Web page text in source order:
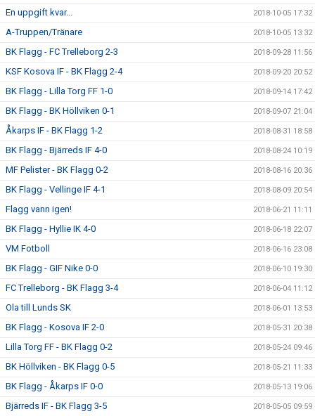
En uppgift kvar... 2018-10-05 17:32
A-Truppen/Tränare 2018-10-05 13:32
BK Flagg - FC Trelleborg 2-3 2018-09-28 11:56
KSF Kosova IF - BK Flagg 2-4 2018-09-20 20:52
BK Flagg - Lilla Torg FF 1-0 2018-09-14 17:42
BK Flagg - BK Höllviken 0-1 2018-09-07 21:04
Åkarps IF - BK Flagg 1-2 2018-08-31 18:58
BK Flagg - Bjärreds IF 4-0 2018-08-24 10:19
MF Pelister - BK Flagg 0-2 2018-08-16 20:36
BK Flagg - Vellinge IF 4-1 2018-08-09 20:54
Flagg vann igen! 2018-06-21 11:11
BK Flagg - Hyllie IK 4-0 2018-06-18 22:07
VM Fotboll 2018-06-16 23:08
BK Flagg - GIF Nike 0-0 2018-06-10 19:30
FC Trelleborg - BK Flagg 3-4 2018-06-04 11:12
Ola till Lunds SK 2018-06-01 13:53
BK Flagg - Kosova IF 2-0 2018-05-31 20:38
Lilla Torg FF - BK Flagg 0-2 2018-05-24 09:46
BK Höllviken - BK Flagg 0-5 2018-05-21 11:33
BK Flagg - Åkarps IF 0-0 2018-05-13 19:06
Bjärreds IF - BK Flagg 3-5 2018-05-05 09:59